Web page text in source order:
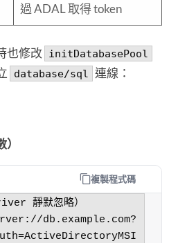
過 ADAL 取得 token
也修改 initDatabasePool
database/sql 連線：
複製程式碼
靜默忽略）
db.example.com?